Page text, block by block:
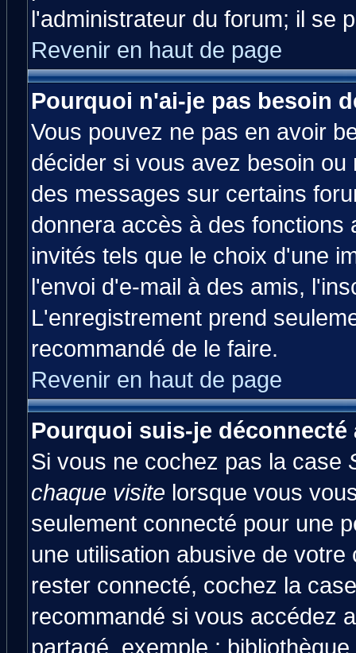
l'administrateur du forum; il se
Revenir en haut de page
Pourquoi n'ai-je pas besoin
Vous pouvez ne pas en avoir
décider si vous avez besoin
des messages sur certains
donnera accès à des fonctions
invités tels que le choix d'une
l'envoi d'e-mail à des amis,
L'enregistrement prend
recommandé de le faire.
Revenir en haut de page
Pourquoi suis-je
Si vous ne cochez pas la case
chaque visite lorsque vous
seulement connecté pour une
une utilisation abusive de
rester connecté, cochez la
recommandé si vous accédez
partagé, exemple :